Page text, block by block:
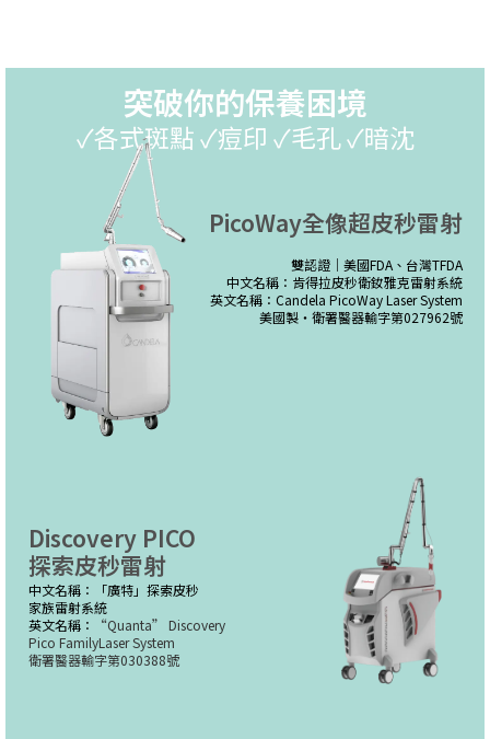
突破你的保養困境
✓各式斑點 ✓痘印 ✓毛孔 ✓暗沈
PicoWay全像超皮秒雷射
雙認證｜美國FDA、台灣TFDA
中文名稱：肯得拉皮秒衛釹雅克雷射系統
英文名稱：Candela PicoWay Laser System
美國製・衛署醫器輸字第027962號
Discovery PICO
探索皮秒雷射
中文名稱：「廣特」探索皮秒
家族雷射系統
英文名稱：
“Quanta” Discovery
Pico FamilyLaser System
衛署醫器輸字第030388號